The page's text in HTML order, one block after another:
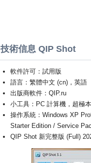
技術信息 QIP Shot
軟件許可：試用版
語言：繁體中文 (cn)，英語
出版商軟件：QIP.ru
小工具：PC 計算機，超極
操作系統：Windows XP
Starter Edition / Service
QIP Shot 新完整版 (Full)